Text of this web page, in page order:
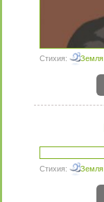
Стихия: Земля
Стихия: Земля